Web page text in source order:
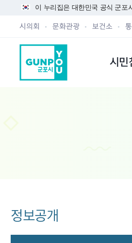
이 누리집은 대한민국 공식 군포
시의회 문화관광 보건소
시민
정보공개